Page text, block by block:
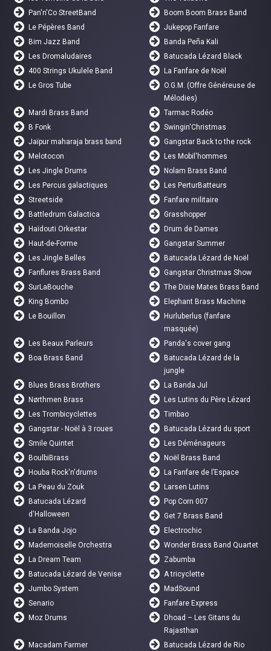
Pan'n'Co StreetBand
Boom Boom Brass Band
Le Pépères Band
Jukepop Fanfare
Bim Jazz Band
Banda Peña Kali
Les Dromaludaires
Batucada Lézard Black
400 Strings Ukulele Band
La Fanfare de Noël
Le Gros Tube
O.G.M. (Offre Généreuse de
Mélodies)
Mardi Brass Band
Tarmac Rodéo
B Fonk
Swingin'Christmas
Jaïpur maharaja brass band
Gangstar Back to the rock
Melotocon
Les Mobil'hommes
Les Jingle Drums
Nolam Brass Band
Les Percus galactiques
Les PerturBatteurs
Streetside
Fanfare militaire
Battledrum Galactica
Grasshopper
Haïdouti Orkestar
Drum de Dames
Haut-de-Forme
Gangstar Summer
Les Jingle Belles
Batucada Lézard de Noël
Fanflures Brass Band
Gangstar Christmas Show
SurLaBouche
The Dixie Mates Brass Band
King Bombo
Elephant Brass Machine
Le Bouillon
Hurluberlus (fanfare
masquée)
Les Beaux Parleurs
Panda's cover gang
Boa Brass Band
Batucada Lézard de la
jungle
Blues Brass Brothers
La Banda Jul
Nørthmen Brass
Les Lutins du Père Lézard
Les Trombicyclettes
Timbao
Gangstar - Noël à 3 roues
Batucada Lézard du sport
Smile Quintet
Les Déménageurs
BoulbiBrass
Noël Brass Band
Houba Rock'n'drums
La Fanfare de l’Espace
La Peau du Zouk
Larsen Lutins
Batucada Lézard
d'Halloween
Pop Corn 007
Get 7 Brass Band
La Banda Jojo
Electrochic
Mademoiselle Orchestra
Wonder Brass Band Quartet
La Dream Team
Zabumba
Batucada Lézard de Venise
A tricyclette
Jumbo System
MadSound
Senario
Fanfare Express
Moz Drums
Dhoad – Les Gitans du
Rajasthan
Macadam Farmer
Batucada Lézard de Rio